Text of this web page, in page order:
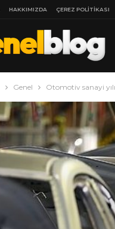
HAKKIMIZDA ÇEREZ POLITIKASI
Genel Otomotiv sanayi